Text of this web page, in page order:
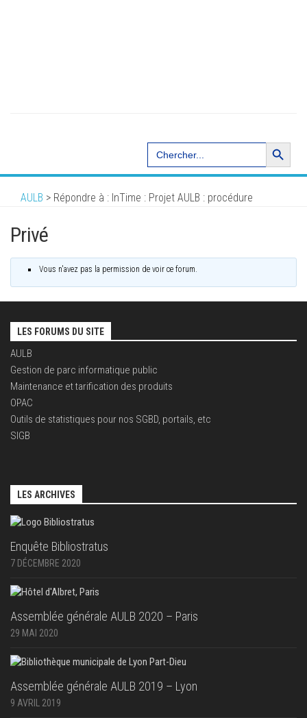
Search
for:
Search Button
AULB > Répondre à : InTime : Projet AULB : procédure
Privé
Vous n'avez pas la permission de voir ce forum.
LES FORUMS DU SITE
AULB
Gestion de parc informatique public
Maintenance et tarification des produits
OPAC
Outils de statistiques pour nos SGBD, portails, etc
SIGB
LES ARCHIVES
Enquête Bibliostratus
7 DÉCEMBRE 2020
Assemblée générale AULB 2020 – Paris
29 MAI 2020
Assemblée générale AULB 2019 – Lyon
9 AVRIL 2019